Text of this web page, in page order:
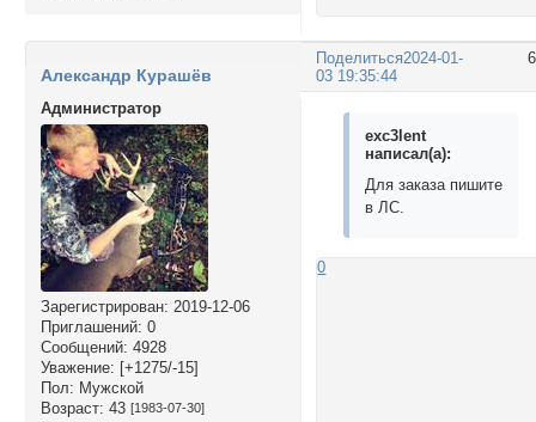
Поделиться2024-01-
03 19:35:44
Александр Курашёв
Администратор
Зарегистрирован: 2019-12-06
Приглашений: 0
Сообщений: 4928
Уважение: [+1275/-15]
Пол: Мужской
Возраст: 43 [1983-07-30]
exc3lent
написал(а):
Для заказа пишите
в ЛС.
0